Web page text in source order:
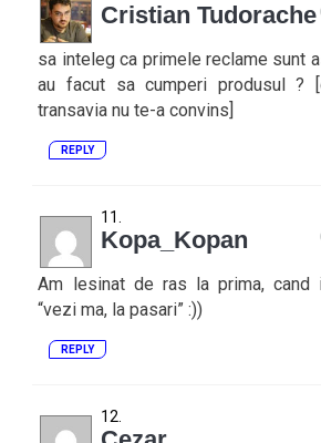
Cristian Tudorache
sa inteleg ca primele reclame sunt
au facut sa cumperi produsul ?
transavia nu te-a convins]
REPLY
Kopa_Kopan
Am lesinat de ras la prima, cand
“vezi ma, la pasari” :))
REPLY